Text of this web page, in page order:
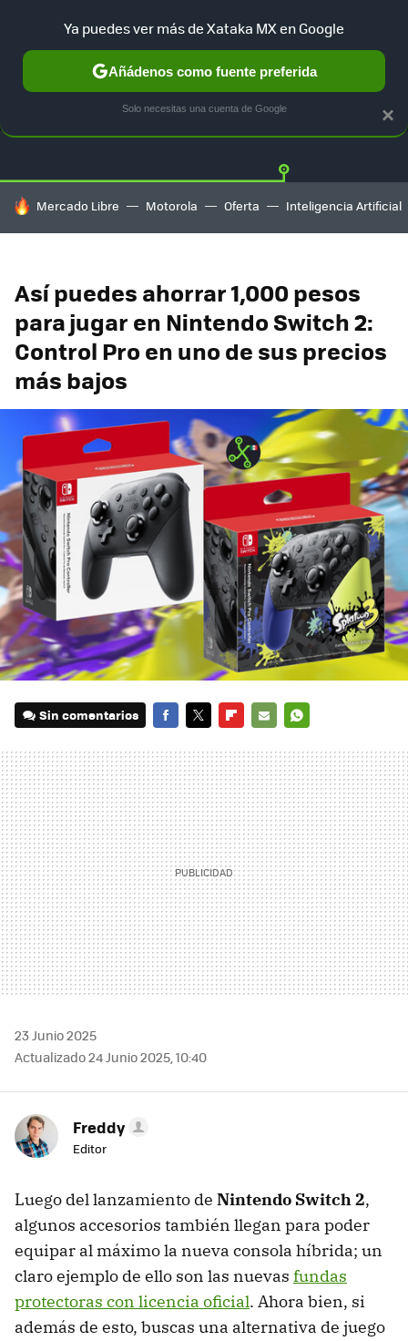
GUÍA DE COMPRAS MERCADO LIBRE
HOY SE HABLA DE
Mercado Libre Motorola Oferta Inteligencia Artificial
Así puedes ahorrar 1,000 pesos
para jugar en Nintendo Switch 2:
Control Pro en uno de sus precios
más bajos
Sin comentarios
MAIL
23 Junio 2025
Actualizado 24 Junio 2025, 10:40
Freddy
Editor
Luego del lanzamiento de Nintendo Switch 2,
algunos accesorios también llegan para poder
equipar al máximo la nueva consola híbrida; un
claro ejemplo de ello son las nuevas fundas
protectoras con licencia oficial. Ahora bien, si
además de esto, buscas una alternativa de juego
×
Ya puedes ver más de Xataka MX en Google
Añádenos como fuente preferida
Solo necesitas una cuenta de Google